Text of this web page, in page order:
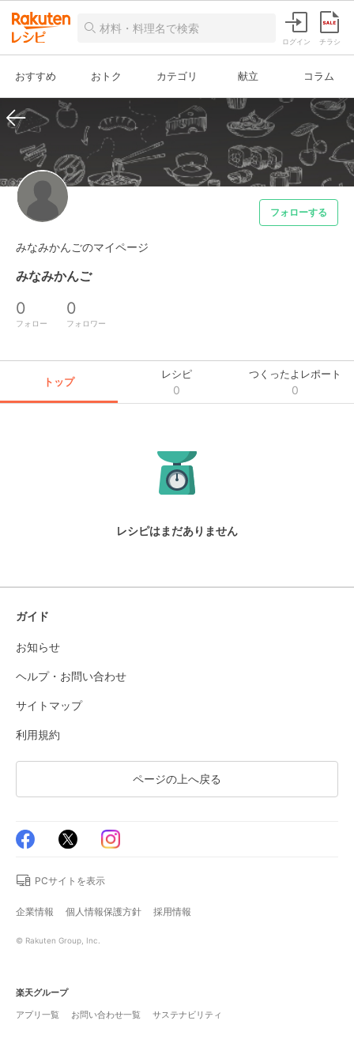
ログイン チラシ
おすすめ おトク カテゴリ 献立 コラム
フォローする
みなみかんごのマイページ
みなみかんご
0
フォロー
0
フォロワー
トップ
レシピ
0
つくったよレポート
0
レシピはまだありません
ガイド
お知らせ
ヘルプ・お問い合わせ
サイトマップ
利用規約
ページの上へ戻る
PCサイトを表示
企業情報 個人情報保護方針 採用情報
© Rakuten Group, Inc.
楽天グループ
アプリ一覧
お問い合わせ一覧 サステナビリティ